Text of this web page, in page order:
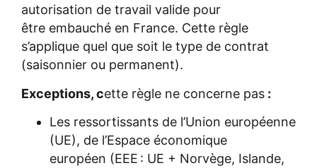
autorisation de travail valide pour
être embauché en France. Cette règle
s’applique quel que soit le type de contrat
(saisonnier ou permanent).
Exceptions, cette règle ne concerne pas :
Les ressortissants de l’Union européenne
(UE), de l’Espace économique
européen (EEE : UE + Norvège, Islande,